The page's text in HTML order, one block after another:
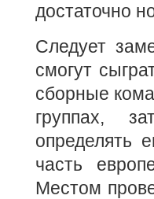
достаточно
Следует
смогут
сборные
группах,
определять
часть
Местом